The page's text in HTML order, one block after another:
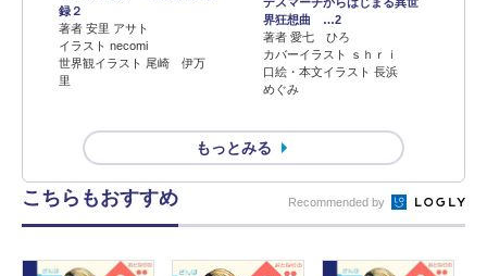
録２
著者 安里 アサト
イラスト necomi
世界観イラスト 尾崎 伊万
里
界狂想曲 …2
著者 愛七 ひろ
カバーイラスト ｓｈｒｉ
口絵・本文イラスト 長浜
めぐみ
もっとみる
こちらもおすすめ Recommended by